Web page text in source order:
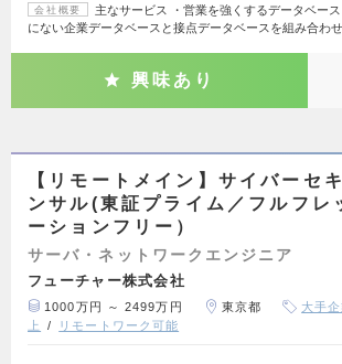
会社概要
主なサービス ・営業を強くするデータベー
にない企業データベースと接点データベースを組み合わ
興味あり
【リモートメイン】サイバーセ
ンサル(東証プライム／フルフレ
ーションフリー）
サーバ・ネットワークエンジニア
フューチャー株式会社
1000万円 ～ 2499万円 東京都 大手企
上
リモートワーク可能